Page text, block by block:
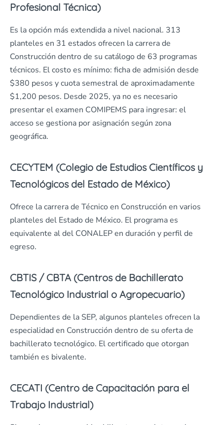
Profesional Técnica)
Es la opción más extendida a nivel nacional. 313
planteles en 31 estados ofrecen la carrera de
Construcción dentro de su catálogo de 63 programas
técnicos. El costo es mínimo: ficha de admisión desde
$380 pesos y cuota semestral de aproximadamente
$1,200 pesos. Desde 2025, ya no es necesario
presentar el examen COMIPEMS para ingresar: el
acceso se gestiona por asignación según zona
geográfica.
CECYTEM (Colegio de Estudios Científicos y
Tecnológicos del Estado de México)
Ofrece la carrera de Técnico en Construcción en varios
planteles del Estado de México. El programa es
equivalente al del CONALEP en duración y perfil de
egreso.
CBTIS / CBTA (Centros de Bachillerato
Tecnológico Industrial o Agropecuario)
Dependientes de la SEP, algunos planteles ofrecen la
especialidad en Construcción dentro de su oferta de
bachillerato tecnológico. El certificado que otorgan
también es bivalente.
CECATI (Centro de Capacitación para el
Trabajo Industrial)